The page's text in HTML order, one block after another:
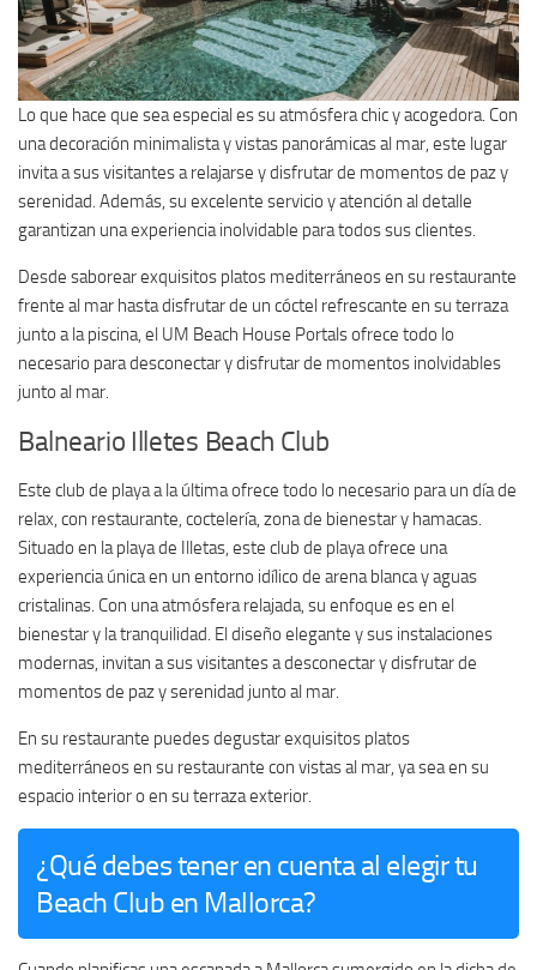
Lo que hace que sea especial es su atmósfera chic y acogedora. Con
una decoración minimalista y vistas panorámicas al mar, este lugar
invita a sus visitantes a relajarse y disfrutar de momentos de paz y
serenidad. Además, su excelente servicio y atención al detalle
garantizan una experiencia inolvidable para todos sus clientes.
Desde saborear exquisitos platos mediterráneos en su restaurante
frente al mar hasta disfrutar de un cóctel refrescante en su terraza
junto a la piscina, el UM Beach House Portals ofrece todo lo
necesario para desconectar y disfrutar de momentos inolvidables
junto al mar.
Balneario Illetes Beach Club
Este club de playa a la última ofrece todo lo necesario para un día de
relax, con restaurante, coctelería, zona de bienestar y hamacas.
Situado en la playa de Illetas, este club de playa ofrece una
experiencia única en un entorno idílico de arena blanca y aguas
cristalinas. Con una atmósfera relajada, su enfoque es en el
bienestar y la tranquilidad. El diseño elegante y sus instalaciones
modernas, invitan a sus visitantes a desconectar y disfrutar de
momentos de paz y serenidad junto al mar.
En su restaurante puedes degustar exquisitos platos
mediterráneos en su restaurante con vistas al mar, ya sea en su
espacio interior o en su terraza exterior.
¿Qué debes tener en cuenta al elegir tu
Beach Club en Mallorca?